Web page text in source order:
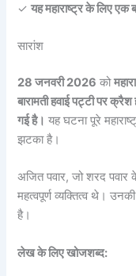
✓यह महाराष्ट्र के लिए
सारांश
28 जनवरी 2026 को
बारामती हवाई पट्टी पर क्रैश
गई है। यह घटना पूरे
झटका है।
अजित पवार, जो शरद पवार
महत्वपूर्ण व्यक्तित्व थे।
है।
लेख के लिए खोजशब्द: